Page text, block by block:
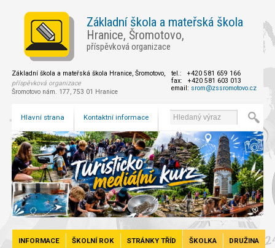
Základní škola a mateřská škola
Hranice, Šromotovo,
příspěvková organizace
Základní škola a mateřská škola Hranice, Šromotovo,
příspěvková organizace
Šromotovo nám. 177, 753 01 Hranice
tel.: +420 581 659 166
fax: +420 581 603 013
email: srom@zssromotovo.cz
Hlavní strana Kontaktní informace
INFORMACE ŠKOLNÍ ROK STRÁNKY TŘÍD ŠKOLKA DRUŽINA